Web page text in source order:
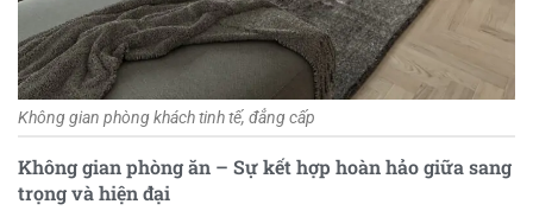
Không gian phòng khách tinh tế, đẳng cấp
Không gian phòng ăn – Sự kết hợp hoàn hảo giữa sang
trọng và hiện đại